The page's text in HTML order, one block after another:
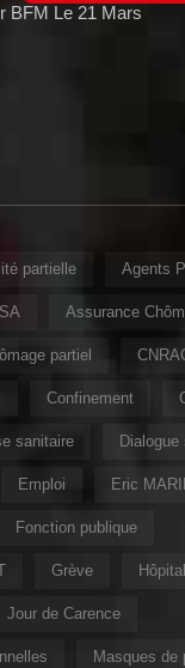
BFM Le 21 Mars
partielle Agents
Assurance
partiel
Confinement
sanitaire Dialogue
Emploi Eric
Fonction publique
Grève Hôpital
Jour de Carence
Masques de